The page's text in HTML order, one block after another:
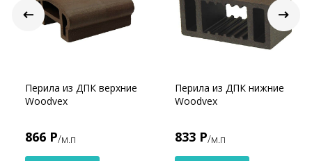
Перила из ДПК верхние
Woodvex
866 Р/м.п
Перила из ДПК нижние
Woodvex
833 Р/м.п